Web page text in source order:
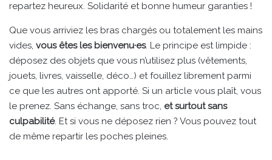
repartez heureux. Solidarité et bonne humeur garanties !
Que vous arriviez les bras chargés ou totalement les mains
vides, vous êtes les bienvenu·es. Le principe est limpide :
déposez des objets que vous n’utilisez plus (vêtements,
jouets, livres, vaisselle, déco…) et fouillez librement parmi
ce que les autres ont apporté. Si un article vous plaît, vous
le prenez. Sans échange, sans troc, et surtout sans
culpabilité. Et si vous ne déposez rien ? Vous pouvez tout
de même repartir les poches pleines.